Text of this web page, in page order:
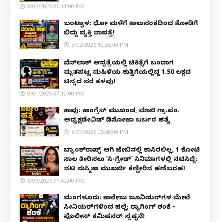
8/02/2026 06:11:00 PM
ಬಂಟ್ವಾಳ: ಧೋ ಮಳೆಗೆ ಕಾಲುಸಂಕದಿಂದ ತೋಡಿಗೆ
ಬಿದ್ದು ವ್ಯಕ್ತಿ ನಾಪತ್ತೆ!
8/02/2026 12:36:00 PM
ವೆನ್‌ಲಾಕ್ ಆಸ್ಪತ್ರೆಯಲ್ಲಿ ಚಿಕಿತ್ಸೆಗೆ ಬಂದಾಗ
ಮೃತಪಟ್ಟ ಮಹಿಳೆಯ ಕುತ್ತಿಗೆಯಲ್ಲಿದ್ದ ₹1.50 ಲಕ್ಷದ
ಚಿನ್ನದ ಸರ ಕಳವು!
8/01/2026 07:12:00 PM
ಕಾಪು: ಕಾಂಗ್ರೆಸ್ ಮುಖಂಡ, ಮಾಜಿ ಗ್ರಾ.ಪಂ.
ಅಧ್ಯಕ್ಷಡೇವಿಡ್ ಡಿಸೋಜಾ ಬರ್ಬರ ಹತ್ಯೆ
8/07/2026 05:40:00 PM
ಬ್ಯಾಂಕ್‌ರಾಪ್ಟ್‌ ಆಗಿ ಜೇಬಿನಲ್ಲಿ ಕಾಸಿರಲಿಲ್ಲ, ₹1 ಕೋಟಿ
ಸಾಲ ತೀರಿಸಲು 'ಸಿ-ಗ್ರೇಡ್' ಸಿನಿಮಾಗಳಲ್ಲಿ ನಟಿಸಿದ್ದೆ:
ನಟಿ ಸುಸ್ಮಿತಾ ಮುಖರ್ಜಿ ಕಣ್ಣೀರಿನ ಹಣೆಬರಹ!
8/06/2026 01:42:00 PM
ಮಂಗಳೂರು: ಕಾಲೇಜು ಜೂನಿಯರ್‌ಗಳ ಮೇಲೆ
ಸೀನಿಯರ್‌ಗಳಿಂದ ಹಲ್ಲೆ; ರ‌್ಯಾಗಿಂಗ್ ಶಂಕೆ –
ಪೊಲೀಸ್ ಕಮಿಷನರ್ ಸ್ಪಷ್ಟನೆ!